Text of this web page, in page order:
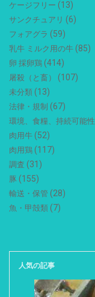
ケージフリー (13)
サンクチュアリ (6)
フォアグラ (59)
乳牛 ミルク用の牛 (85)
卵 採卵鶏 (414)
屠殺（と畜） (107)
未分類 (13)
法律・規制 (67)
環境、食糧、持続可能性
肉用牛 (52)
肉用鶏 (117)
調査 (31)
豚 (155)
輸送・保管 (28)
魚・甲殻類 (7)
人気の記事